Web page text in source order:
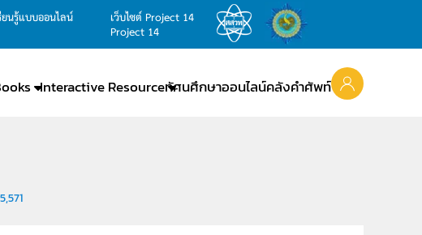
ยนรู้แบบออนไลน์
เว็บไซต์ Project 14
Project 14
Interactive Resourceทัศนศึกษาออนไลน์คลังคำศัพท์